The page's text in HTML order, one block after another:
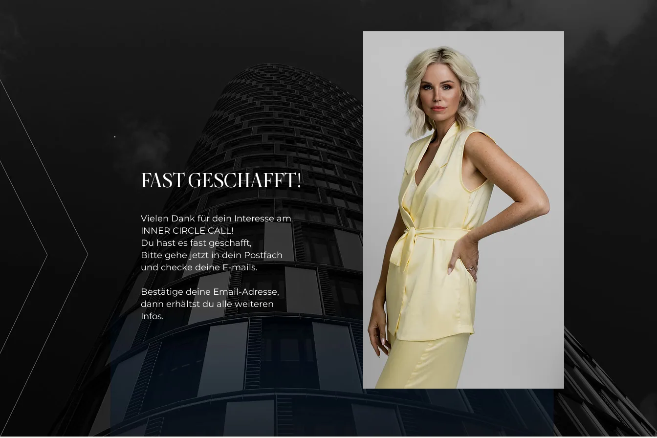
FAST GESCHAFFT!
Vielen Dank für dein Interesse am
INNER CIRCLE CALL!
Du hast es fast geschafft,
Bitte gehe jetzt in dein Postfach
und checke deine E-mails.
Bestätige deine Email-Adresse,
dann erhältst du alle weiteren
Infos.